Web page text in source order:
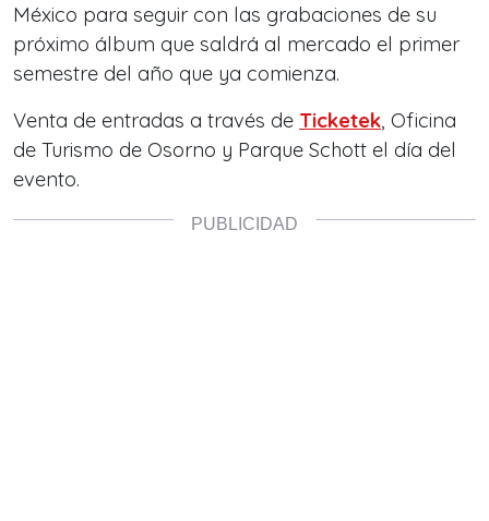
México para seguir con las grabaciones de su
próximo álbum que saldrá al mercado el primer
semestre del año que ya comienza.
Venta de entradas a través de Ticketek, Oficina
de Turismo de Osorno y Parque Schott el día del
evento.